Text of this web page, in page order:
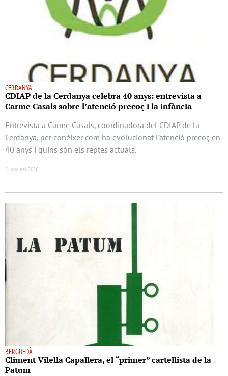
CERDANYA
CDIAP de la Cerdanya celebra 40 anys: entrevista a
Carme Casals sobre l’atenció precoç i la infància
Entrevista a Carme Casals, coordinadora del CDIAP de la
Cerdanya, per conèixer com ha evolucionat l’atenció precoç en
40 anys i quins són els reptes actuals.
2 juny del 2026
BERGUEDÀ
Climent Vilella Capallera, el “primer” cartellista de la
Patum